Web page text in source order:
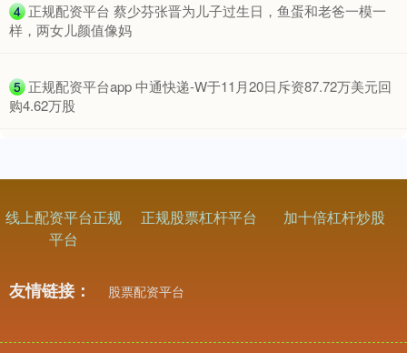
基金指数
国债指数 229.59
4 ​正规配资平台 蔡少芬张晋为儿子过生日，鱼蛋和老爸一模一
样，两女儿颜值像妈
5 ​正规配资平台app 中通快递-W于11月20日斥资87.72万美元回
购4.62万股
线上配资平台正规
平台
正规股票杠杆平台 加十倍杠杆炒股
友情链接： 股票配资平台